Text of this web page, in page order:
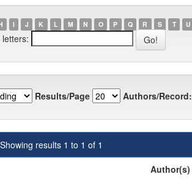
I J K L M N O P Q R S T U
Results/Page Authors/Record:
Showing results 1 to 1 of 1
Author(s)